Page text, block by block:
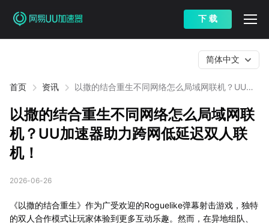
下 载
首页 资讯
以撒的结合重生不同网络怎么局域网联机？UU加
简体中文
以撒的结合重生不同网络怎么局域网联
机？UU加速器助力跨网低延迟双人联
机！
2026-06-26
《以撒的结合重生》作为广受欢迎的Roguelike弹幕射击游戏，独特
的双人合作模式让玩家体验到更多互动乐趣。然而，在异地组队、